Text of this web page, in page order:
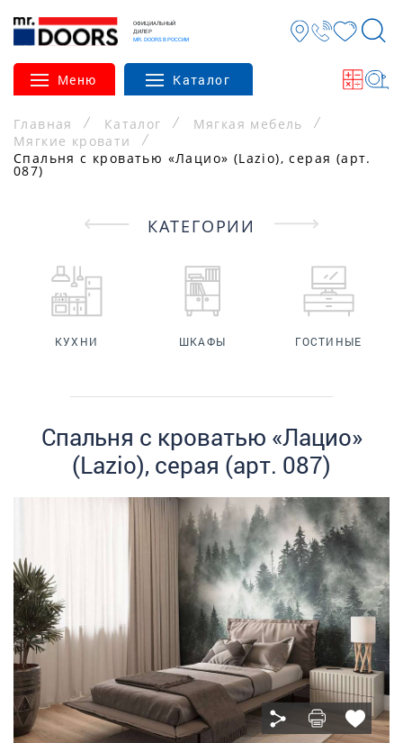
ОФИЦИАЛЬНЫЙ
ДИЛЕР
MR. DOORS В РОССИИ
Меню Каталог
Главная Каталог
Мягкая мебель
Мягкие кровати
Спальня с кроватью «Лацио» (Lazio), серая (арт.
087)
КАТЕГОРИИ
КУХНИ ШКАФЫ ГОСТИНЫЕ
Спальня с кроватью «Лацио»
(Lazio), серая (арт. 087)